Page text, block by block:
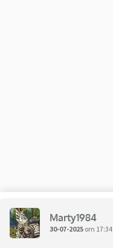
Marty1984
30-07-2025 om 17:34